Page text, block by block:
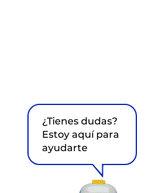
¿Tienes dudas?
Estoy aquí para
ayudarte